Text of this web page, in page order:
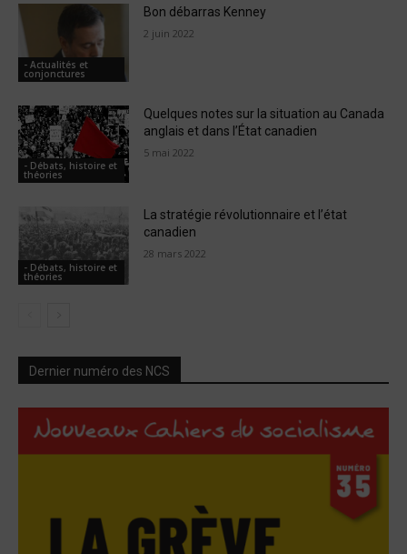
- Actualités et
conjonctures
Bon débarras Kenney
2 juin 2022
- Débats, histoire et
théories
Quelques notes sur la situation au Canada
anglais et dans l’État canadien
5 mai 2022
- Débats, histoire et
théories
La stratégie révolutionnaire et l’état
canadien
28 mars 2022
Dernier numéro des NCS